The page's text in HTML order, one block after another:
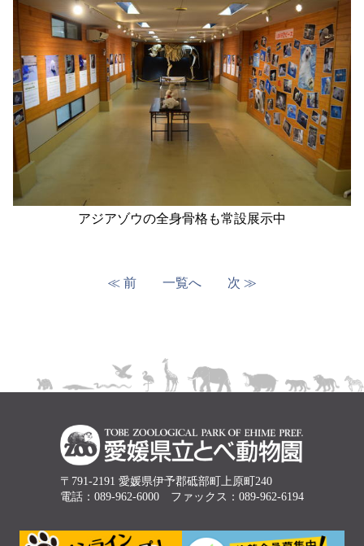
アジアゾウの全身骨格も常設展示中
≪ 前 一覧へ 次 ≫
〒791-2191 愛媛県伊予郡砥部町上原町240
電話：089-962-6000 ファックス：089-962-6194